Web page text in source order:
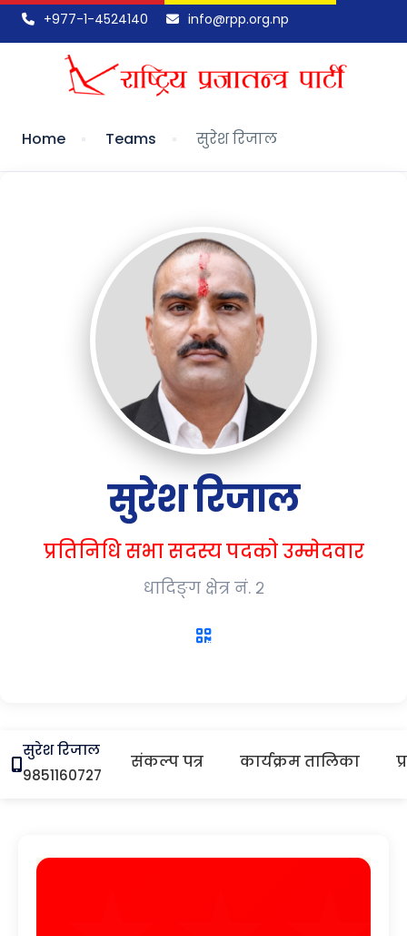
+977-1-4524140 info@rpp.org.np
Home Teams सुरेश रिजाल
सुरेश रिजाल
प्रतिनिधि सभा सदस्य पदको उम्मेदवार
धादिङ्ग क्षेत्र नं. २
सुरेश रिजाल
9851160727
संकल्प पत्र कार्यक्रम तालिका